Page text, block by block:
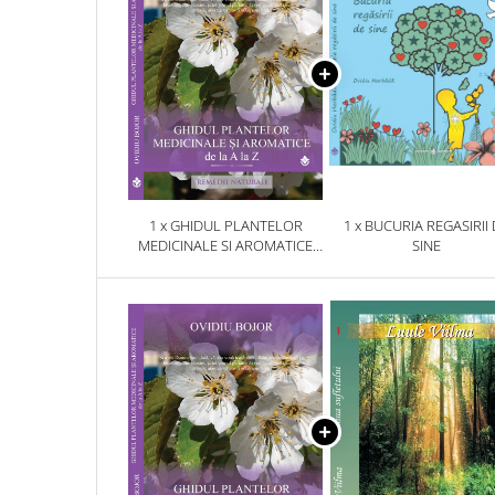
1 x GHIDUL PLANTELOR
MEDICINALE SI AROMATICE
1 x BUCURIA REGASIRII
SINE